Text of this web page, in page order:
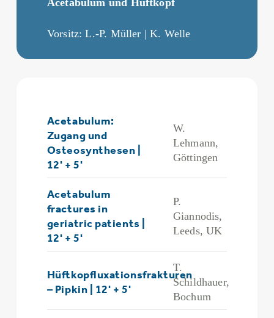
Vorsitz: L.-P. Müller | K. Welle
Acetabulum:
Zugang und
Osteosynthesen |
12' + 5'
W.
Lehmann,
Göttingen
Acetabulum
fractures in
geriatric patients |
12' + 5'
P.
Giannodis,
Leeds, UK
Hüftkopfluxationsfrakturen
– Pipkin | 12' + 5'
T.
Schildhauer,
Bochum